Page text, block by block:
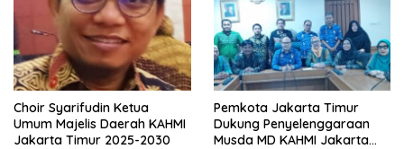
Choir Syarifudin Ketua
Umum Majelis Daerah KAHMI
Jakarta Timur 2025-2030
Pemkota Jakarta Timur
Dukung Penyelenggaraan
Musda MD KAHMI Jakarta